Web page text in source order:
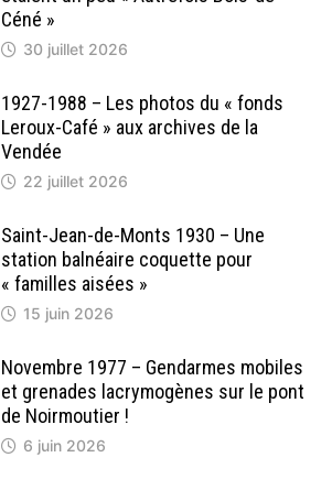
Céné »
30 juillet 2026
1927-1988 – Les photos du « fonds
Leroux-Café » aux archives de la
Vendée
22 juillet 2026
Saint-Jean-de-Monts 1930 – Une
station balnéaire coquette pour
« familles aisées »
15 juin 2026
Novembre 1977 – Gendarmes mobiles
et grenades lacrymogènes sur le pont
de Noirmoutier !
6 juin 2026